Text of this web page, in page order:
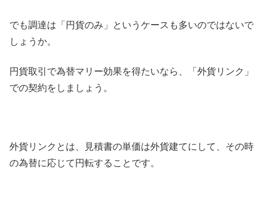
でも調達は「円貨のみ」というケースも多いのではないで
しょうか。
円貨取引で為替マリー効果を得たいなら、「外貨リンク」
での契約をしましょう。
外貨リンクとは、見積書の単価は外貨建てにして、その時
の為替に応じて円転することです。